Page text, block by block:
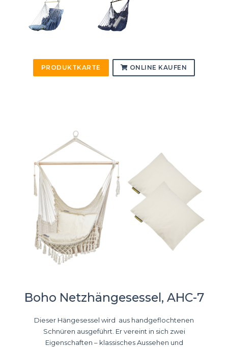
PRODUKTKARTE ONLINE KAUFEN
Boho Netzhängesessel, AHC-7
Dieser Hängesessel wird aus handgeflochtenen
Schnüren ausgeführt. Er vereint in sich zwei
Eigenschaften – klassisches Aussehen und